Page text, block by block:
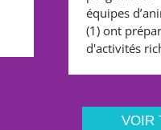
équipes
(1) ont
d'activités
VOIR